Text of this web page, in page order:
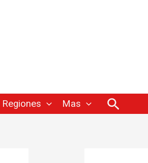
Regiones Mas Buscar